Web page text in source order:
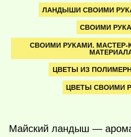
ЛАНДЫШИ СВОИМИ
СВОИМИ
СВОИМИ РУКАМИ.
ЦВЕТЫ ИЗ
ЦВЕТЫ СВОИМИ
Майский ландыш —